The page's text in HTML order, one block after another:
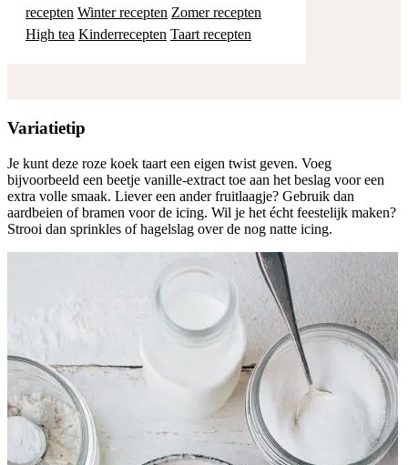
recepten Winter recepten Zomer recepten
High tea Kinderrecepten Taart recepten
Variatietip
Je kunt deze roze koek taart een eigen twist geven. Voeg
bijvoorbeeld een beetje vanille-extract toe aan het beslag voor een
extra volle smaak. Liever een ander fruitlaagje? Gebruik dan
aardbeien of bramen voor de icing. Wil je het écht feestelijk maken?
Strooi dan sprinkles of hagelslag over de nog natte icing.